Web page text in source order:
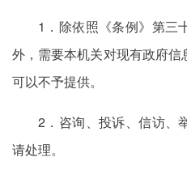
1．除依照《条例》第三
外，需要本机关对现有政府
可以不予提供。
2．咨询、投诉、信访、
请处理。